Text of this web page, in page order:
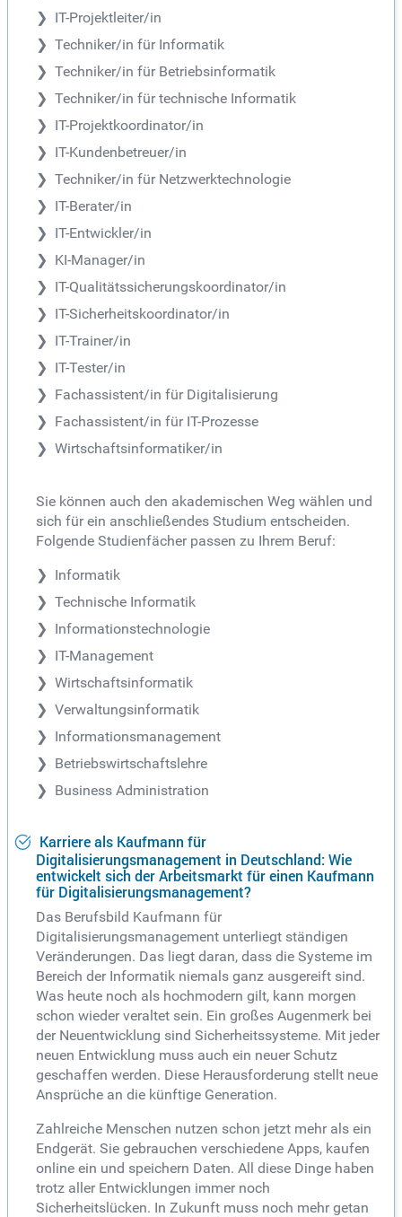
IT-Projektleiter/in
Techniker/in für Informatik
Techniker/in für Betriebsinformatik
Techniker/in für technische Informatik
IT-Projektkoordinator/in
IT-Kundenbetreuer/in
Techniker/in für Netzwerktechnologie
IT-Berater/in
IT-Entwickler/in
KI-Manager/in
IT-Qualitätssicherungskoordinator/in
IT-Sicherheitskoordinator/in
IT-Trainer/in
IT-Tester/in
Fachassistent/in für Digitalisierung
Fachassistent/in für IT-Prozesse
Wirtschaftsinformatiker/in
Sie können auch den akademischen Weg wählen und
sich für ein anschließendes Studium entscheiden.
Folgende Studienfächer passen zu Ihrem Beruf:
Informatik
Technische Informatik
Informationstechnologie
IT-Management
Wirtschaftsinformatik
Verwaltungsinformatik
Informationsmanagement
Betriebswirtschaftslehre
Business Administration
Karriere als Kaufmann für
Digitalisierungsmanagement in Deutschland: Wie
entwickelt sich der Arbeitsmarkt für einen Kaufmann
für Digitalisierungsmanagement?
Das Berufsbild Kaufmann für
Digitalisierungsmanagement unterliegt ständigen
Veränderungen. Das liegt daran, dass die Systeme im
Bereich der Informatik niemals ganz ausgereift sind.
Was heute noch als hochmodern gilt, kann morgen
schon wieder veraltet sein. Ein großes Augenmerk bei
der Neuentwicklung sind Sicherheitssysteme. Mit jeder
neuen Entwicklung muss auch ein neuer Schutz
geschaffen werden. Diese Herausforderung stellt neue
Ansprüche an die künftige Generation.
Zahlreiche Menschen nutzen schon jetzt mehr als ein
Endgerät. Sie gebrauchen verschiedene Apps, kaufen
online ein und speichern Daten. All diese Dinge haben
trotz aller Entwicklungen immer noch
Sicherheitslücken. In Zukunft muss noch mehr getan